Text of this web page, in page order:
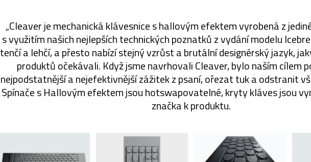
„Cleaver je mechanická klávesnice s hallovým efektem vyrobená z
s využitím našich nejlepších technických poznatků z vydání modelu
tenčí a lehčí, a přesto nabízí stejný vzrůst a brutální designérský jazyk,
produktů očekávali. Když jsme navrhovali Cleaver, bylo naším cílem
nejpodstatnější a nejefektivnější zážitek z psaní, ořezat tuk a odstranit
Spínače s Hallovým efektem jsou hotswapovatelné, kryty kláves jsou
značka k produktu.